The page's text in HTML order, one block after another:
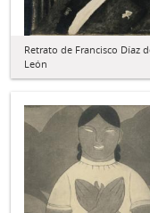
Retrato de Francisco Díaz
León